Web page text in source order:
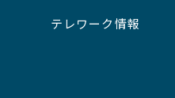
テレワーク情報